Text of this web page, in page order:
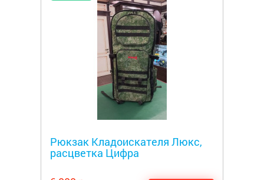
Рюкзак Кладоискателя Люкс,
расцветка Цифра